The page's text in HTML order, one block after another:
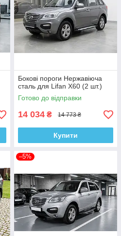
Бокові пороги Нержавіюча
сталь для Lifan X60 (2 шт.)
Готово до відправки
14 034 ₴ 14 773 ₴
Купити
–5%